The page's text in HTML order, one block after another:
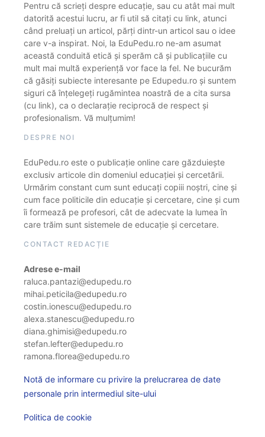
Pentru că scrieți despre educație, sau cu atât mai mult
datorită acestui lucru, ar fi util să citați cu link, atunci
când preluați un articol, părți dintr-un articol sau o idee
care v-a inspirat. Noi, la EduPedu.ro ne-am asumat
această conduită etică și sperăm că și publicațiile cu
mult mai multă experiență vor face la fel. Ne bucurăm
că găsiți subiecte interesante pe Edupedu.ro și suntem
siguri că înțelegeți rugămintea noastră de a cita sursa
(cu link), ca o declarație reciprocă de respect și
profesionalism. Vă mulțumim!
DESPRE NOI
EduPedu.ro este o publicație online care găzduiește
exclusiv articole din domeniul educației și cercetării.
Urmărim constant cum sunt educați copiii noștri, cine și
cum face politicile din educație și cercetare, cine și cum
îi formează pe profesori, cât de adecvate la lumea în
care trăim sunt sistemele de educație și cercetare.
CONTACT REDACȚIE
Adrese e-mail
raluca.pantazi@edupedu.ro
mihai.peticila@edupedu.ro
costin.ionescu@edupedu.ro
alexa.stanescu@edupedu.ro
diana.ghimisi@edupedu.ro
stefan.lefter@edupedu.ro
ramona.florea@edupedu.ro
Notă de informare cu privire la prelucrarea de date
personale prin intermediul site-ului
Politica de cookie